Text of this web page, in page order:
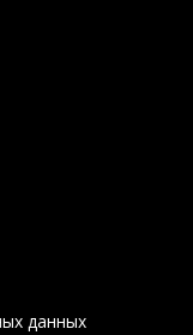
данных